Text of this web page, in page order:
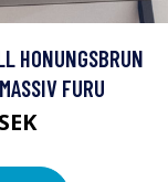
HONUNGSBRUN
FURU